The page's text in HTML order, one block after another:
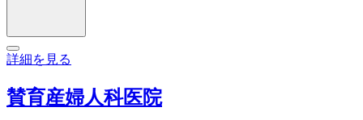
詳細を見る
賛育産婦人科医院